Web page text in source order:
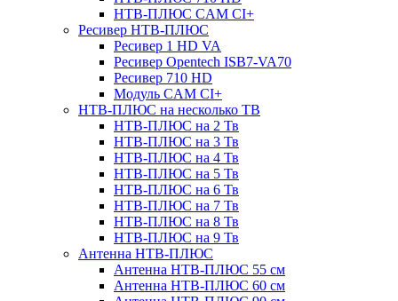
НТВ-ПЛЮС CAM CI+
Ресивер НТВ-ПЛЮС
Ресивер 1 HD VA
Ресивер Opentech ISB7-VA70
Ресивер 710 HD
Модуль CAM CI+
НТВ-ПЛЮС на несколько ТВ
НТВ-ПЛЮС на 2 Тв
НТВ-ПЛЮС на 3 Тв
НТВ-ПЛЮС на 4 Тв
НТВ-ПЛЮС на 5 Тв
НТВ-ПЛЮС на 6 Тв
НТВ-ПЛЮС на 7 Тв
НТВ-ПЛЮС на 8 Тв
НТВ-ПЛЮС на 9 Тв
Антенна НТВ-ПЛЮС
Антенна НТВ-ПЛЮС 55 см
Антенна НТВ-ПЛЮС 60 см